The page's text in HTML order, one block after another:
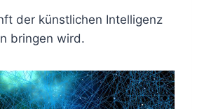
der künstlichen Intelligenz
bringen wird.